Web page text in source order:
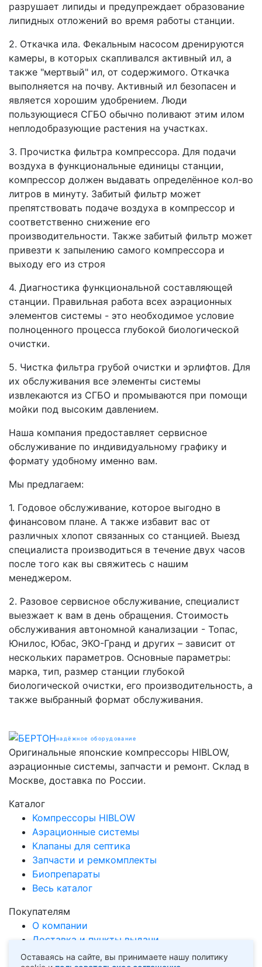
разрушает липиды и предупреждает образование
липидных отложений во время работы станции.
2. Откачка ила. Фекальным насосом дренируются
камеры, в которых скапливался активный ил, а
также "мертвый" ил, от содержимого. Откачка
выполняется на почву. Активный ил безопасен и
является хорошим удобрением. Люди
пользующиеся СГБО обычно поливают этим илом
неплодобразующие растения на участках.
3. Прочистка фильтра компрессора. Для подачи
воздуха в функциональные единицы станции,
компрессор должен выдавать определённое кол-во
литров в минуту. Забитый фильтр может
препятствовать подаче воздуха в компрессор и
соответственно снижение его
производительности. Также забитый фильтр может
привезти к запылению самого компрессора и
выходу его из строя
4. Диагностика функциональной составляющей
станции. Правильная работа всех аэрационных
элементов системы - это необходимое условие
полноценного процесса глубокой биологической
очистки.
5. Чистка фильтра грубой очистки и эрлифтов. Для
их обслуживания все элементы системы
извлекаются из СГБО и промываются при помощи
мойки под высоким давлением.
Наша компания предоставляет сервисное
обслуживание по индивидуальному графику и
формату удобному именно вам.
Мы предлагаем:
1. Годовое обслуживание, которое выгодно в
финансовом плане. А также избавит вас от
различных хлопот связанных со станцией. Выезд
специалиста производиться в течение двух часов
после того как вы свяжитесь с нашим
менеджером.
2. Разовое сервисное обслуживание, специалист
выезжает к вам в день обращения. Стоимость
обслуживания автономной канализации - Топас,
Юнилос, Юбас, ЭКО-Гранд и других – зависит от
нескольких параметров. Основные параметры:
марка, тип, размер станции глубокой
биологической очистки, его производительность, а
также выбранный формат обслуживания.
надёжное оборудование
Оригинальные японские компрессоры HIBLOW,
аэрационные системы, запчасти и ремонт. Склад в
Москве, доставка по России.
Каталог
Компрессоры HIBLOW
Аэрационные системы
Клапаны для септика
Запчасти и ремкомплекты
Биопрепараты
Весь каталог
Покупателям
О компании
Доставка и пункты выдачи
Оплата
Оставаясь на сайте, вы принимаете нашу политику